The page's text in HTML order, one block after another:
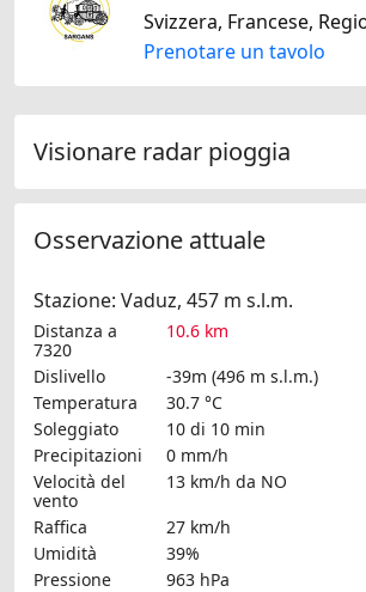
Prenotare un tavolo
Visionare radar pioggia
Osservazione attuale
Stazione: Vaduz, 457 m s.l.m.
Distanza a
7320
10.6 km
Dislivello
-39m (496 m s.l.m.)
Temperatura
30.7 °C
Soleggiato
10 di 10 min
Precipitazioni
0 mm/h
Velocità del
vento
13 km/h da NO
Raffica
27 km/h
Umidità
39%
Pressione
963 hPa